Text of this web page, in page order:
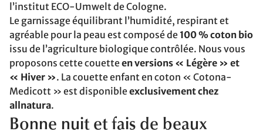
l’institut ECO-Umwelt de Cologne.
Le garnissage équilibrant l’humidité, respirant et
agréable pour la peau est composé de 100 % coton bio
issu de l’agriculture biologique contrôlée. Nous vous
proposons cette couetteen versions « Légère » et
« Hiver ». La couette enfant en coton « Cotona-
Medicott » est disponibleexclusivement chez
allnatura.
Bonne nuit et fais de beaux